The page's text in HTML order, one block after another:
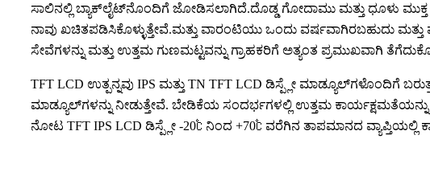
ಸಾಲಿನಲ್ಲಿ ಬ್ಯಾಕ್‌ಲೈಟ್‌ನೊಂದಿಗೆ ಜೋಡಿಸಲಾಗಿದೆ.ದೊಡ್ಡ ಗೋದಾಮು ಮತ್ತು ಧೂಳು
ನಾವು ಖಚಿತಪಡಿಸಿಕೊಳ್ಳುತ್ತೇವೆ.ಮತ್ತು ವಾರಂಟಿಯು ಒಂದು ವರ್ಷವಾಗಿರಬಹುದು
ಸೇವೆಗಳನ್ನು ಮತ್ತು ಉತ್ತಮ ಗುಣಮಟ್ಟವನ್ನು ಗ್ರಾಹಕರಿಗೆ ಅತ್ಯಂತ ಪ್ರಮುಖವಾಗಿ
TFT LCD ಉತ್ಪನ್ನವು IPS ಮತ್ತು TN TFT LCD ಡಿಸ್ಪ್ಲೇ ಮಾಡ್ಯೂಲ್‌ಗಳೊಂದಿಗೆ
ಮಾಡ್ಯೂಲ್‌ಗಳನ್ನು ನೀಡುತ್ತೇವೆ. ಬೇಡಿಕೆಯ ಸಂದರ್ಭಗಳಲ್ಲಿ ಉತ್ತಮ
ನೋಟ TFT IPS LCD ಡಿಸ್ಪ್ಲೇ -20℃ ನಿಂದ +70℃ ವರೆಗಿನ ತಾಪಮಾನದ